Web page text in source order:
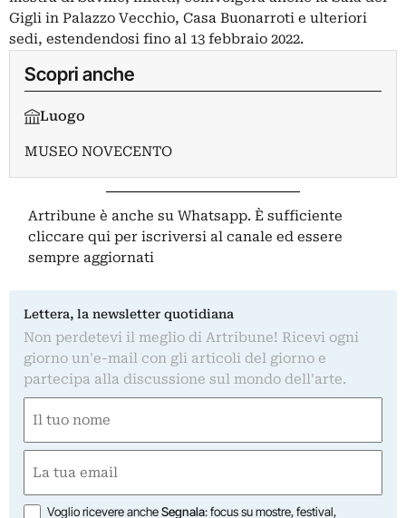
Gigli in Palazzo Vecchio, Casa Buonarroti e ulteriori
sedi, estendendosi fino al 13 febbraio 2022.
Scopri anche
Luogo
MUSEO NOVECENTO
Artribune è anche su Whatsapp. È sufficiente
cliccare qui per iscriversi al canale ed essere
sempre aggiornati
Lettera, la newsletter quotidiana
Non perdetevi il meglio di Artribune! Ricevi ogni
giorno un'e-mail con gli articoli del giorno e
partecipa alla discussione sul mondo dell'arte.
(Required)
First
(Required)
Opzioni
Voglio ricevere ancheSegnala: focus su mostre, festival,